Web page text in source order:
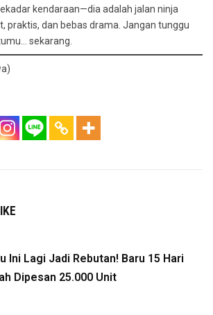
kendaraan—dia adalah jalan ninja
praktis, dan bebas drama. Jangan tunggu
sekarang.
Ini Lagi Jadi Rebutan! Baru 15 Hari
Dipesan 25.000 Unit